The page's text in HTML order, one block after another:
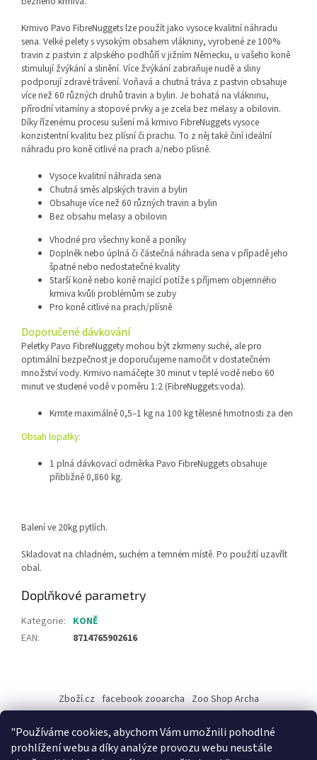
"Používáme cookies, abychom Vám umožnili pohodlné
prohlížení webu a díky analýze provozu webu neustále
Krmivo Pavo FibreNuggets lze použít jako vysoce kvalitní náhradu
sena. Velké pelety s vysokým obsahem vlákniny, vyrobené ze 100%
travin z pastvin z alpského podhůří v jižním Německu, u vašeho koně
stimulují žvýkání a slinění. Více žvýkání zabraňuje nudě a sliny
podporují zdravé trávení. Voňavá a chutná tráva z pastvin obsahuje
více než 60 různých druhů travin a bylin. Je bohatá na vlákninu,
přírodní vitamíny a stopové prvky a je zcela bez melasy a obilovin.
Díky řízenému procesu sušení má krmivo FibreNuggets vysoce
konzistentní kvalitu bez plísní či prachu. To z něj také činí ideální
náhradu pro koně citlivé na prach a/nebo plísně.
Vysoce kvalitní náhrada sena
Chutná směs alpských travin a bylin
Obsahuje více než 60 různých travin a bylin
Bez obsahu melasy a obilovin
Vhodné pro všechny koně a poníky
Doplněk nebo úplná či částečná náhrada sena v případě jeho
špatné nebo nedostatečné kvality
Starší koně nebo koně mající potíže s příjmem objemného
krmiva kvůli problémům se zuby
Pro koně citlivé na prach/plísně
Doporučené dávkování
Peletky Pavo FibreNuggety mohou být zkrmeny suché, ale pro
optimální bezpečnost je doporučujeme namočit v dostatečném
množství vody. Krmivo namáčejte 30 minut v teplé vodě nebo 60
minut ve studené vodě v poměru 1:2 (FibreNuggets:voda).
Krmte maximálně 0,5–1 kg na 100 kg tělesné hmotnosti za den
Obsah lopatky:
1 plná dávkovací odměrka Pavo FibreNuggets obsahuje
přibližně 0,860 kg.
Balení ve 20kg pytlích.
Skladovat na chladném, suchém a temném místě. Po použití uzavřít
obal.
Doplňkové parametry
Kategorie: KONĚ
EAN: 8714765902616
p
Zboží.cz facebook zooarcha Zoo Shop Archa
KRMIVA ENERGYS pro koně - GRANULE